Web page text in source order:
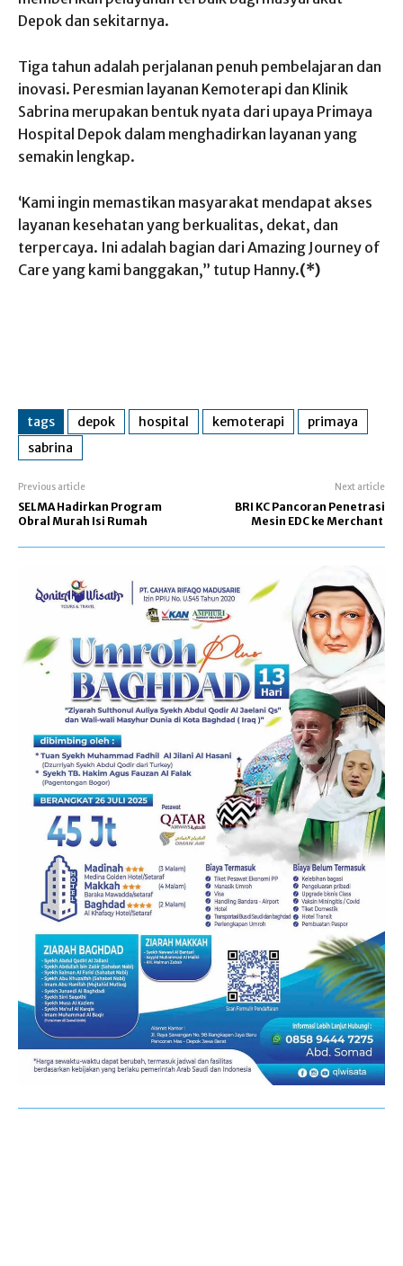
Depok dan sekitarnya.
Tiga tahun adalah perjalanan penuh pembelajaran dan
inovasi. Peresmian layanan Kemoterapi dan Klinik
Sabrina merupakan bentuk nyata dari upaya Primaya
Hospital Depok dalam menghadirkan layanan yang
semakin lengkap.
‘Kami ingin memastikan masyarakat mendapat akses
layanan kesehatan yang berkualitas, dekat, dan
terpercaya. Ini adalah bagian dari Amazing Journey of
Care yang kami banggakan,” tutup Hanny.(*)
tags depok hospital kemoterapi
primaya
sabrina
Previous article
SELMA Hadirkan Program
Obral Murah Isi Rumah
Next article
BRI KC Pancoran Penetrasi
Mesin EDC ke Merchant